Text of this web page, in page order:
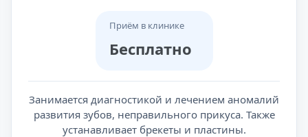
Приём в клинике
Бесплатно
Занимается диагностикой и лечением аномалий
развития зубов, неправильного прикуса. Также
устанавливает брекеты и пластины.